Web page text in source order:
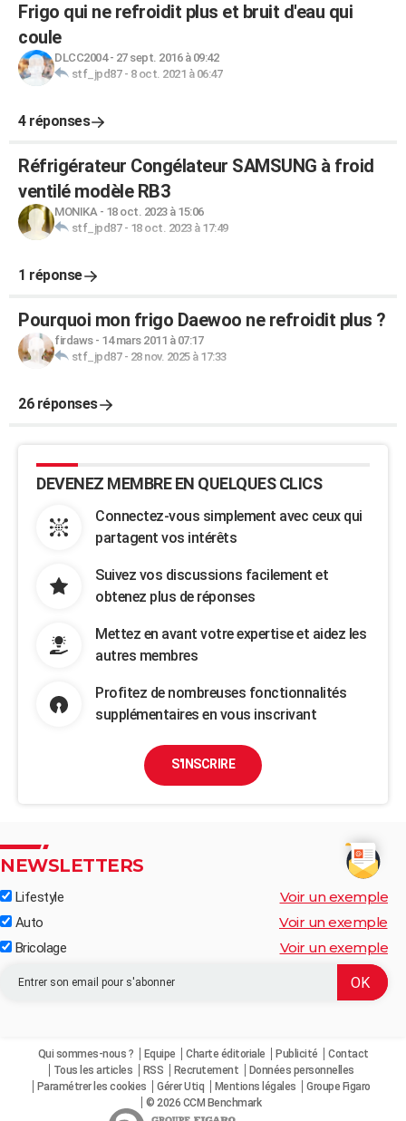
Frigo qui ne refroidit plus et bruit d'eau qui
coule
DLCC2004- 27 sept. 2016 à 09:42
stf_jpd87- 8 oct. 2021 à 06:47
4 réponses
Réfrigérateur Congélateur SAMSUNG à froid
ventilé modèle RB3
MONIKA- 18 oct. 2023 à 15:06
stf_jpd87- 18 oct. 2023 à 17:49
1 réponse
Pourquoi mon frigo Daewoo ne refroidit plus ?
firdaws- 14 mars 2011 à 07:17
stf_jpd87- 28 nov. 2025 à 17:33
26 réponses
DEVENEZ MEMBRE EN QUELQUES CLICS
Connectez-vous simplement avec ceux qui
partagent vos intérêts
Suivez vos discussions facilement et
obtenez plus de réponses
Mettez en avant votre expertise et aidez les
autres membres
Profitez de nombreuses fonctionnalités
supplémentaires en vous inscrivant
S'INSCRIRE
NEWSLETTERS
Lifestyle Voir un exemple
Auto Voir un exemple
Bricolage Voir un exemple
Qui sommes-nous ? Equipe Charte éditoriale Publicité
Contact
Tous les articles
RSS Recrutement
Données personnelles
Paramétrer les cookies
Gérer Utiq Mentions légales
Groupe Figaro
© 2026 CCM Benchmark